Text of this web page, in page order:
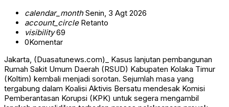
calendar_monthSenin, 3 Agt 2026
account_circleRetanto
visibility69
0Komentar
Jakarta, (Duasatunews.com)_ Kasus lanjutan pembangunan
Rumah Sakit Umum Daerah (RSUD) Kabupaten Kolaka Timur
(Koltim) kembali menjadi sorotan. Sejumlah masa yang
tergabung dalam Koalisi Aktivis Bersatu mendesak Komisi
Pemberantasan Korupsi (KPK) untuk segera mengambil